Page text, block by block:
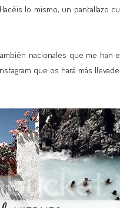
lo mismo, un pantallazo
nacionales que me han
que os hará más